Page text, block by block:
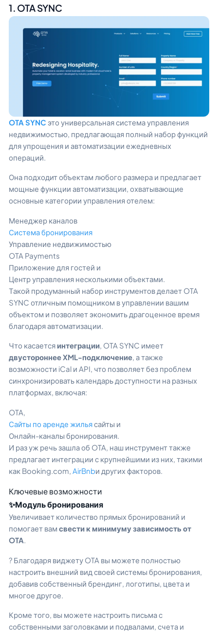
1. OTA SYNC
OTA SYNC это универсальная система управления
недвижимостью, предлагающая полный набор функций
для упрощения и автоматизации ежедневных
операций.
Она подходит объектам любого размера и предлагает
мощные функции автоматизации, охватывающие
основные категории управления отелем:
Менеджер каналов
Система бронирования
Управление недвижимостью
OTA Payments
Приложение для гостей и
Центр управления несколькими объектами.
Такой продуманный набор инструментов делает OTA
SYNC отличным помощником в управлении вашим
объектом и позволяет экономить драгоценное время
благодаря автоматизации.
Что касается интеграции, OTA SYNC имеет
двустороннее XML-подключение, а также
возможности iCal и API, что позволяет без проблем
синхронизировать календарь доступности на разных
платформах, включая:
OTA,
Сайты по аренде жильясайты и
Онлайн-каналы бронирования.
И раз уж речь зашла об OTA, наш инструмент также
предлагает интеграции с крупнейшими из них, такими
как Booking.com, AirBnbи других факторов.
Ключевые возможности
✨Модуль бронирования
Увеличивает количество прямых бронирований и
помогает вам свести к минимуму зависимость от
OTA.
? Благодаря виджету OTA вы можете полностью
настроить внешний вид своей системы бронирования,
добавив собственный брендинг, логотипы, цвета и
многое другое.
Кроме того, вы можете настроить письма с
собственными заголовками и подвалами, счета и